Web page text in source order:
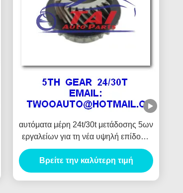
αυτόματα μέρη 24t/30t μετάδοσης 5ων
εργαλείων για τη νέα υψηλή επίδοση
επαναλείψεων Tfr
Βρείτε την καλύτερη τιμή